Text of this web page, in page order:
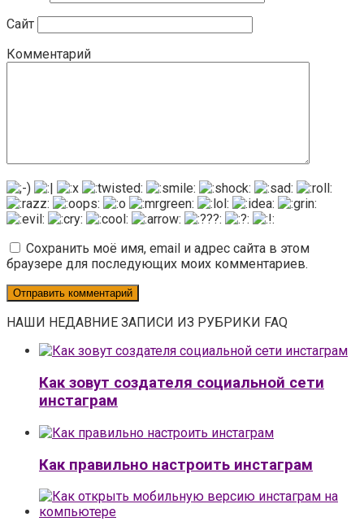
Сайт
Комментарий
Сохранить моё имя, email и адрес сайта в этом
браузере для последующих моих комментариев.
НАШИ НЕДАВНИЕ ЗАПИСИ ИЗ РУБРИКИ FAQ
Как зовут создателя социальной сети
инстаграм
Как правильно настроить инстаграм